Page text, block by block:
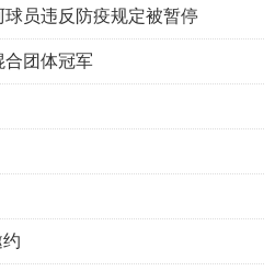
员违反防疫规定被暂停
合团体冠军